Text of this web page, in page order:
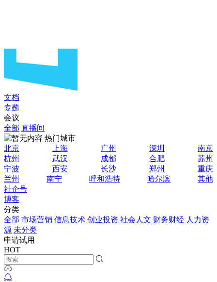
文档
专题
会议
全部 直播间
热门城市
北京
上海 广州 深圳
南京
杭州
武汉 成都 合肥
苏州
宁波
西安 长沙 郑州
重庆
兰州
南宁 呼和浩特 哈尔滨
其他
社企号
博客
分类
全部 市场营销 信息技术 创业投资 社会人文 财务财经 人力资
源 未分类
申请试用
HOT